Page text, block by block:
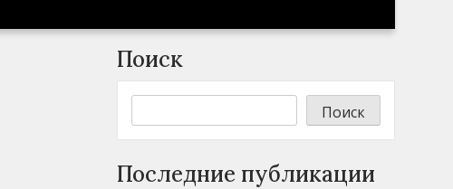
Поиск
Поиск
Последние публикации